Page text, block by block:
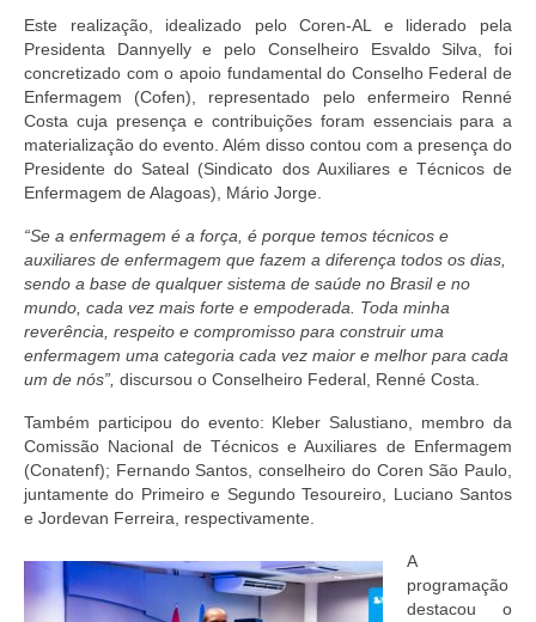
Suspensão do Exercício Profissional
Para Você
Procedimento para registro
Clube de Vantagens
Valores dos serviços
Reserva de auditório
Notícias
Contatos
Fale Conosco
Este realização, idealizado pelo Coren-AL e liderado pela
Presidenta Dannyelly e pelo Conselheiro Esvaldo Silva, foi
concretizado com o apoio fundamental do Conselho Federal de
Enfermagem (Cofen), representado pelo enfermeiro Renné
Costa cuja presença e contribuições foram essenciais para a
materialização do evento. Além disso contou com a presença do
Presidente do Sateal (Sindicato dos Auxiliares e Técnicos de
Enfermagem de Alagoas), Mário Jorge.
“Se a enfermagem é a força, é porque temos técnicos e
auxiliares de enfermagem que fazem a diferença todos os dias,
sendo a base de qualquer sistema de saúde no Brasil e no
mundo, cada vez mais forte e empoderada. Toda minha
reverência, respeito e compromisso para construir uma
enfermagem uma categoria cada vez maior e melhor para cada
um de nós”, discursou o Conselheiro Federal, Renné Costa.
Também participou do evento: Kleber Salustiano, membro da
Comissão Nacional de Técnicos e Auxiliares de Enfermagem
(Conatenf); Fernando Santos, conselheiro do Coren São Paulo,
juntamente do Primeiro e Segundo Tesoureiro, Luciano Santos
e Jordevan Ferreira, respectivamente.
A
programação
destacou o